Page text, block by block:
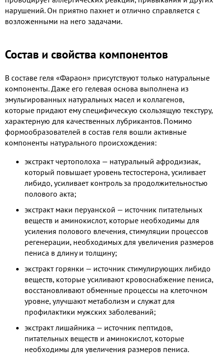
нарушений. Он приятно пахнет и отлично справляется с
возложенными на него задачами.
Состав и свойства компонентов
В составе геля «Фараон» присутствуют только натуральные
компоненты. Даже его гелевая основа выполнена из
эмульгированных натуральных масел и коллагенов,
которые придают ему специфическую скользящую текстуру,
характерную для качественных лубрикантов. Помимо
формообразователей в состав геля вошли активные
компоненты натурального происхождения:
экстракт чертополоха — натуральный афродизиак,
который повышает уровень тестостерона, усиливает
либидо, усиливает контроль за продолжительностью
полового акта;
экстракт маки перуанской — источник питательных
веществ и аминокислот, которые необходимы для
усиления полового влечения, стимуляции процессов
регенерации, необходимых для увеличения размеров
пениса в длину и толщину;
экстракт горянки — источник стимулирующих либидо
веществ, которые усиливают кровоснабжение пениса,
восстановливают обменные процессы на клеточном
уровне, улучшают метаболизм и служат для
профилактики мужских заболеваний;
экстракт лишайника — источник пептидов,
питательных веществ и аминокислот, которые
необходимы для увеличения размеров пениса.